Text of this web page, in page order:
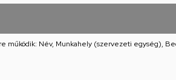
működik: Név, Munkahely (szervezeti egység),